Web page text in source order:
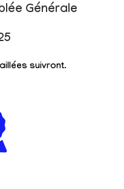
Générale
suivront.